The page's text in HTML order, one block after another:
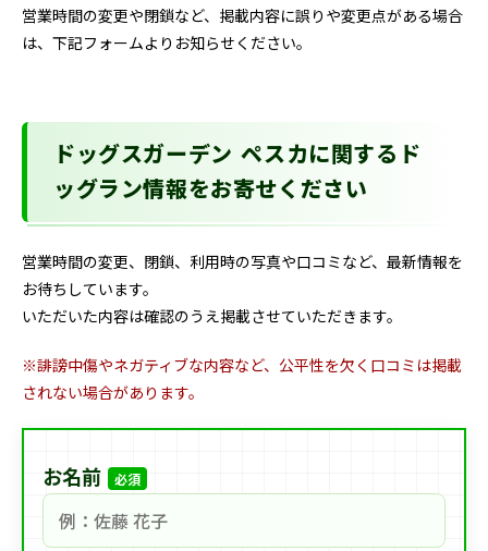
営業時間の変更や閉鎖など、掲載内容に誤りや変更点がある場合
は、下記フォームよりお知らせください。
ドッグスガーデン ペスカに関するド
ッグラン情報をお寄せください
営業時間の変更、閉鎖、利用時の写真や口コミなど、最新情報を
お待ちしています。
いただいた内容は確認のうえ掲載させていただきます。
※誹謗中傷やネガティブな内容など、公平性を欠く口コミは掲載
されない場合があります。
お名前 必須